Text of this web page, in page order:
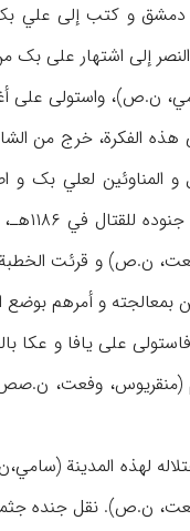
إلی دمشق و کتب إلی
إلی اشتهار علی بک
ن.ص)، واستولی علی
الفکرة، خرج من
بمختلف القبائل و
بمعالجته و أمرهم
فاستولی علی یافا و